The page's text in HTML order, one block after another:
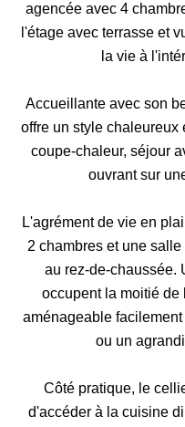
agencée avec 4
l'étage avec terrasse et
la vie à
Accueillante avec son
offre un style chaleureux
coupe-chaleur, séjour
ouvrant sur
L'agrément de vie en
2 chambres et une
au rez-de-chaussée.
occupent la moitié de
aménageable
ou un
Côté pratique, le
d'accéder à la cuisine